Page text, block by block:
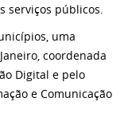
serviços públicos.
uma
coordenada
Digital e pelo
e Comunicação